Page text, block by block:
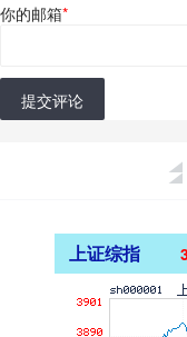
你的邮箱*
提交评论
上证综指